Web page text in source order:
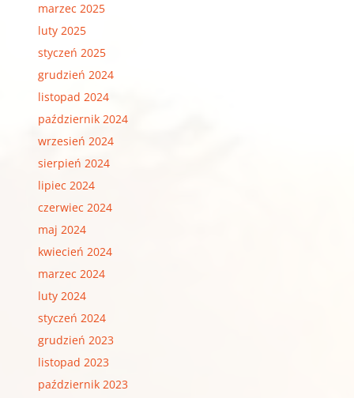
marzec 2025
luty 2025
styczeń 2025
grudzień 2024
listopad 2024
październik 2024
wrzesień 2024
sierpień 2024
lipiec 2024
czerwiec 2024
maj 2024
kwiecień 2024
marzec 2024
luty 2024
styczeń 2024
grudzień 2023
listopad 2023
październik 2023